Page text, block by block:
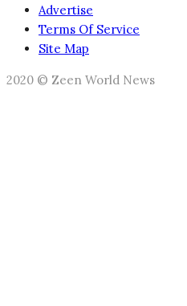
Advertise
Terms Of Service
Site Map
2020 © Zeen World News